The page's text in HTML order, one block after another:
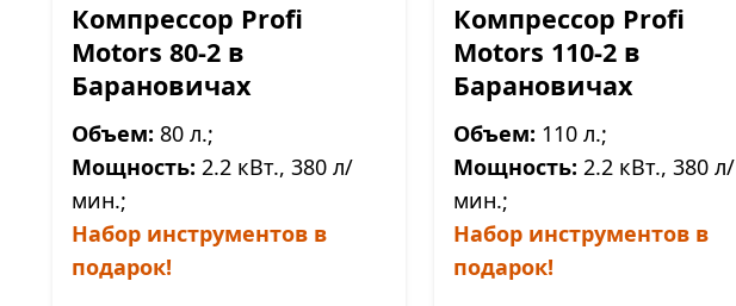
Компрессор Profi
Motors 80-2 в
Барановичах
Объем: 80 л.;
Мощность: 2.2 кВт., 380 л/
мин.;
Набор инструментов в
подарок!
Компрессор Profi
Motors 110-2 в
Барановичах
Объем: 110 л.;
Мощность: 2.2 кВт., 380 л/
мин.;
Набор инструментов в
подарок!